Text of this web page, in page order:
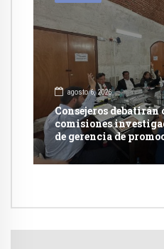
agosto 6, 2026
Consejeros debatirán
comisiones
de gerencia de
carretera en Caylloma